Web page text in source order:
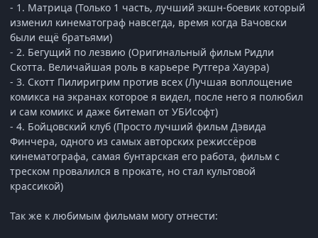
- 1. Матрица (Только 1 часть, лучший экшн-боевик который
изменил кинематограф навсегда, время когда Вачовски
были ещё братьями)
- 2. Бегущий по лезвию (Оригинальный фильм Ридли
Скотта. Величайшая роль в карьере Рутгера Хауэра)
- 3. Скотт Пилиригрим против всех (Лучшая воплощение
комикса на экранах которое я видел, после него я полюбил
и сам комикс и даже битемап от УБИсофт)
- 4. Бойцовский клуб (Просто лучший фильм Дэвида
Финчера, одного из самых авторских режиссёров
кинематографа, самая бунтарская его работа, фильм с
треском провалился в прокате, но стал культовой
крассикой)
Так же к любимым фильмам могу отнести: